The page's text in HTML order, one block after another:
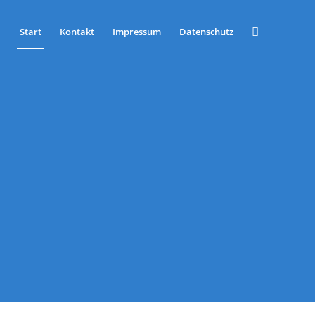
Start Kontakt Impressum Datenschutz